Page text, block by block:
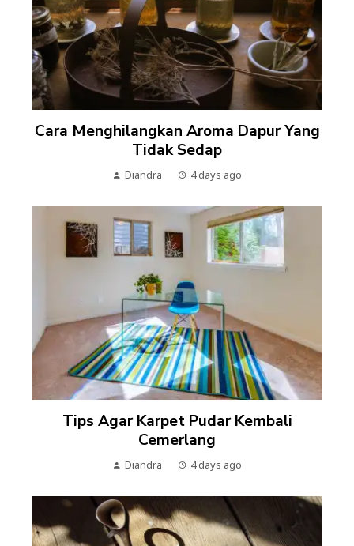
Cara Menghilangkan Aroma Dapur Yang
Tidak Sedap
Diandra 4 days ago
Tips Agar Karpet Pudar Kembali
Cemerlang
Diandra 4 days ago